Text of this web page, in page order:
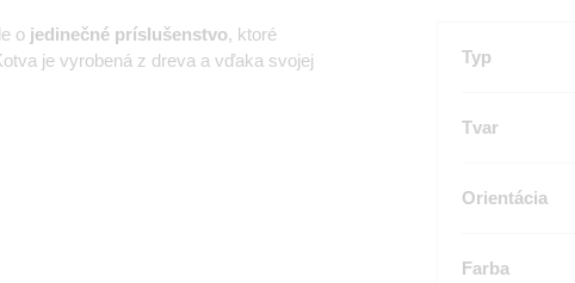
o jedinečné príslušenstvo, ktoré
je vyrobená z dreva a vďaka svojej
Typ
Tvar
Orientácia
Farba